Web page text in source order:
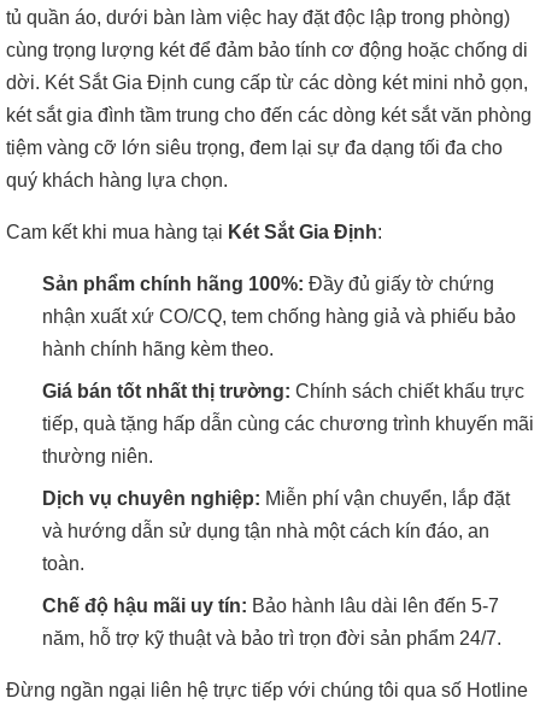
tủ quần áo, dưới bàn làm việc hay đặt độc lập trong phòng)
cùng trọng lượng két để đảm bảo tính cơ động hoặc chống di
dời. Két Sắt Gia Định cung cấp từ các dòng két mini nhỏ gọn,
két sắt gia đình tầm trung cho đến các dòng két sắt văn phòng
tiệm vàng cỡ lớn siêu trọng, đem lại sự đa dạng tối đa cho
quý khách hàng lựa chọn.
Cam kết khi mua hàng tại Két Sắt Gia Định:
Sản phẩm chính hãng 100%: Đầy đủ giấy tờ chứng
nhận xuất xứ CO/CQ, tem chống hàng giả và phiếu bảo
hành chính hãng kèm theo.
Giá bán tốt nhất thị trường: Chính sách chiết khấu trực
tiếp, quà tặng hấp dẫn cùng các chương trình khuyến mãi
thường niên.
Dịch vụ chuyên nghiệp: Miễn phí vận chuyển, lắp đặt
và hướng dẫn sử dụng tận nhà một cách kín đáo, an
toàn.
Chế độ hậu mãi uy tín: Bảo hành lâu dài lên đến 5-7
năm, hỗ trợ kỹ thuật và bảo trì trọn đời sản phẩm 24/7.
Đừng ngần ngại liên hệ trực tiếp với chúng tôi qua số Hotline